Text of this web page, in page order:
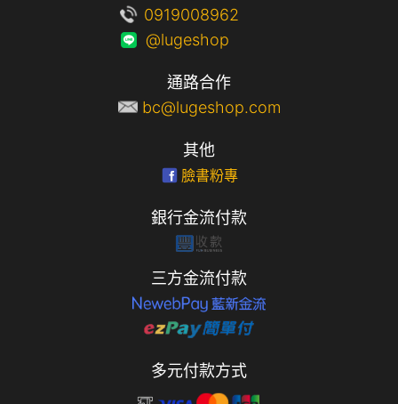
0919008962
@lugeshop
通路合作
bc@lugeshop.com
其他
臉書粉專
銀行金流付款
三方金流付款
多元付款方式